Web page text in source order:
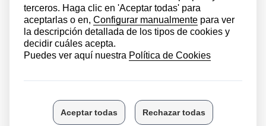
grasa, humo y olores producidos al cocinar. Después, el
aire pasa por el filtro antigrasa metálico reteniendo las
partículas de grasa en suspensión, evitando que pasen
al siguiente filtro.El aire libre de grasa que ha pasado
por los filtros metálicos, pasa por el filtro de carbón
estructura porosa muy fina.Por último, el aire ya
partículas contaminantes.